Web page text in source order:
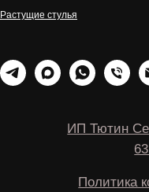
Растущие стулья